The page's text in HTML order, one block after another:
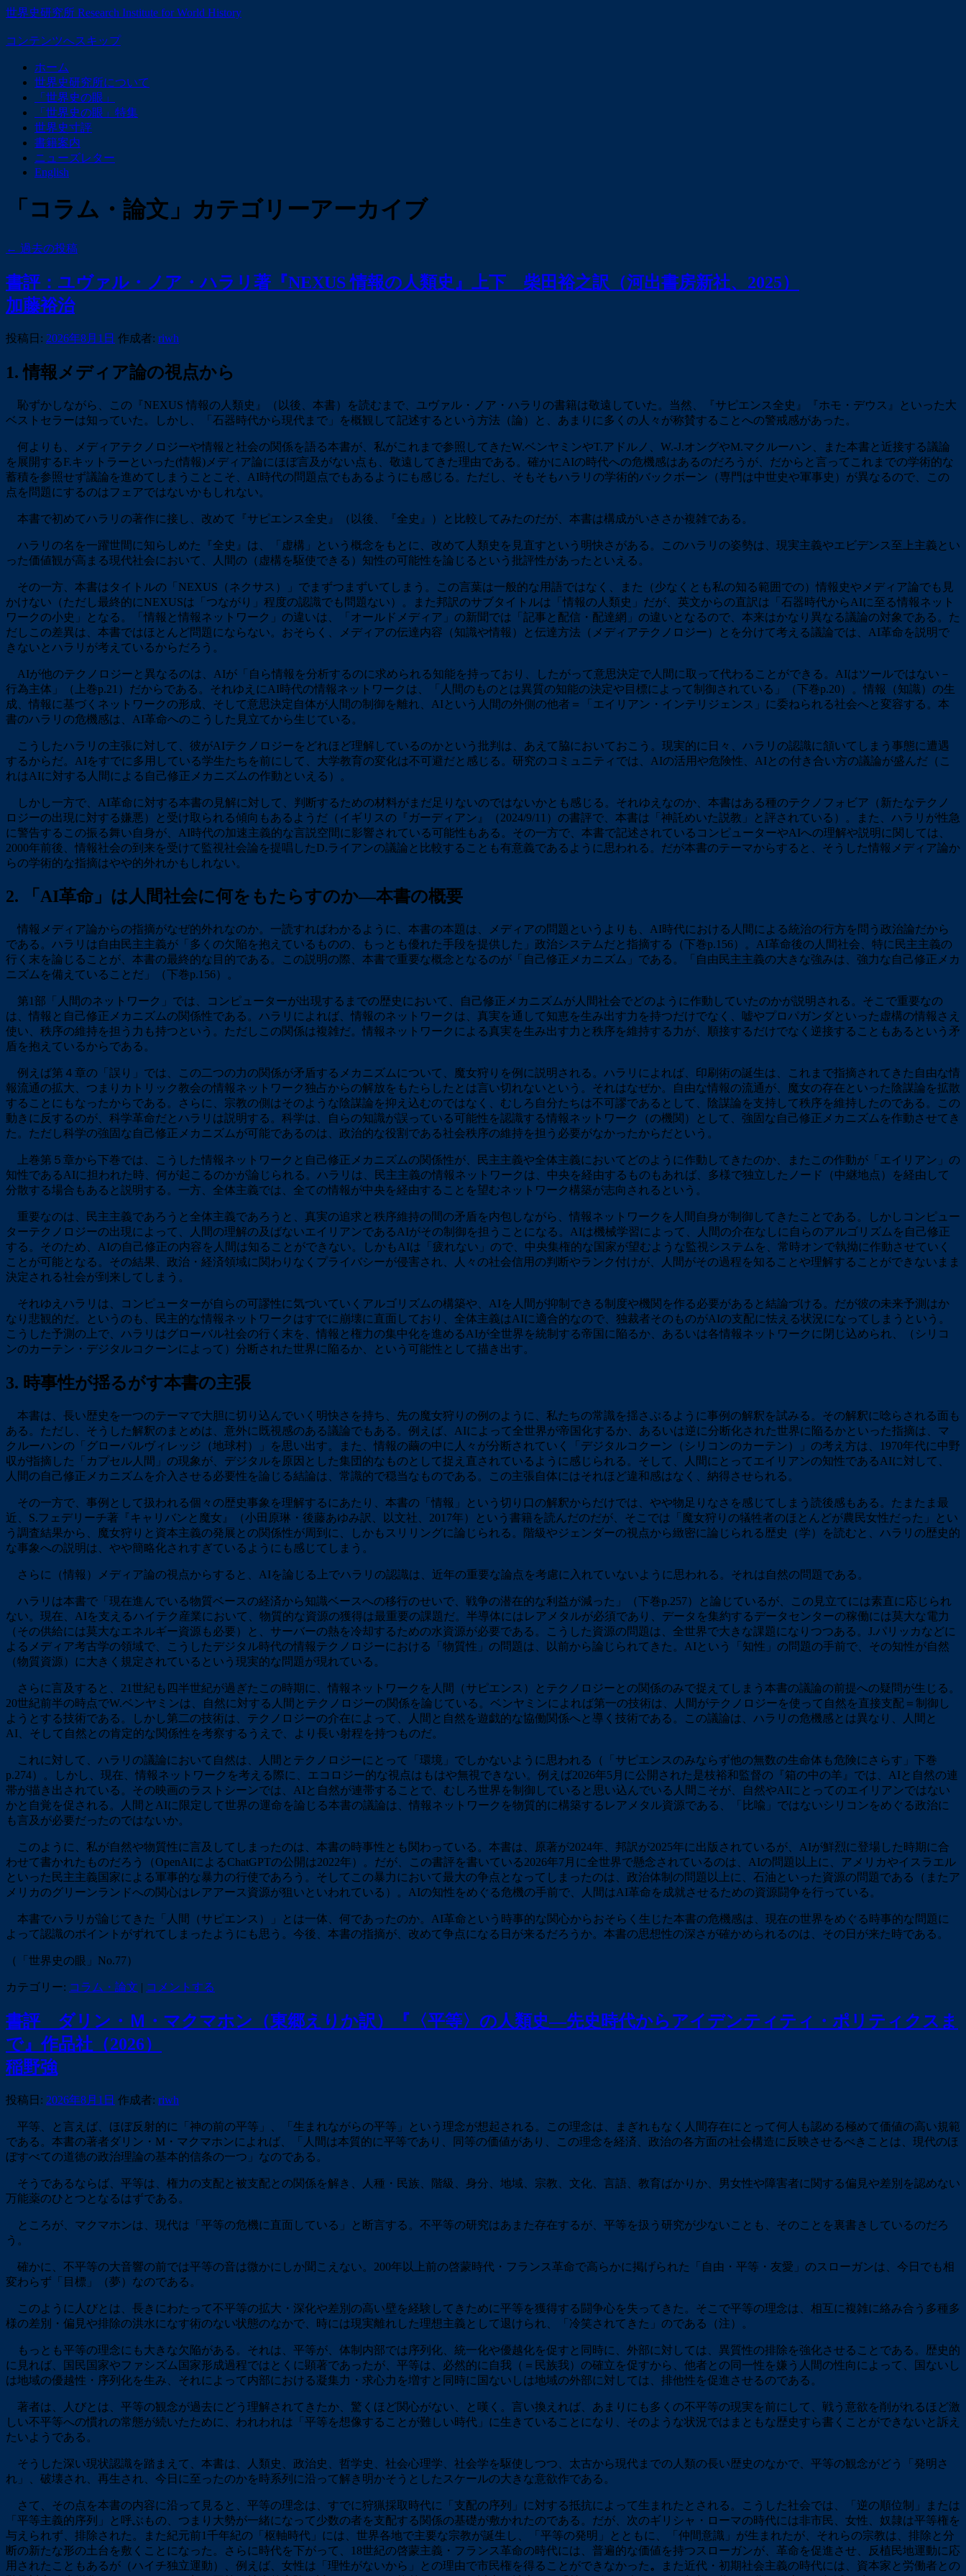
世界史研究所 Research Institute for World History
コンテンツへスキップ
ホーム
世界史研究所について
「世界史の眼」
「世界史の眼」特集
世界史寸評
書籍案内
ニューズレター
English
「 コラム・論文 」カテゴリーアーカイブ
← 過去の投稿
書評：ユヴァル・ノア・ハラリ著『NEXUS 情報の人類史』上下 柴田裕之訳（河出書房新社、2025）
加藤裕治
投稿日: 2026年8月1日 作成者: riwh
1. 情報メディア論の視点から
恥ずかしながら、この『NEXUS 情報の人類史』（以後、本書）を読むまで、ユヴァル・ノア・ハラリの書籍は敬遠していた。当然、『サピエンス全史』『ホモ・デウス』といった大
ベストセラーは知っていた。しかし、「石器時代から現代まで」を概観して記述するという方法（論）と、あまりに多くの人々が称賛することへの警戒感があった。
何よりも、メディアテクノロジーや情報と社会の関係を語る本書が、私がこれまで参照してきたW.ベンヤミンやT.アドルノ、W.-J.オングやM.マクルーハン、また本書と近接する議論
を展開するF.キットラーといった(情報)メディア論にほぼ言及がない点も、敬遠してきた理由である。確かにAIの時代への危機感はあるのだろうが、だからと言ってこれまでの学術的な
蓄積を参照せず議論を進めてしまうことこそ、AI時代の問題点でもあるようにも感じる。ただし、そもそもハラリの学術的バックボーン（専門は中世史や軍事史）が異なるので、この
点を問題にするのはフェアではないかもしれない。
本書で初めてハラリの著作に接し、改めて『サピエンス全史』（以後、『全史』）と比較してみたのだが、本書は構成がいささか複雑である。
ハラリの名を一躍世間に知らしめた『全史』は、「虚構」という概念をもとに、改めて人類史を見直すという明快さがある。このハラリの姿勢は、現実主義やエビデンス至上主義とい
った価値観が高まる現代社会において、人間の（虚構を駆使できる）知性の可能性を論じるという批評性があったといえる。
その一方、本書はタイトルの「NEXUS（ネクサス）」でまずつまずいてしまう。この言葉は一般的な用語ではなく、また（少なくとも私の知る範囲での）情報史やメディア論でも見
かけない（ただし最終的にNEXUSは「つながり」程度の認識でも問題ない）。また邦訳のサブタイトルは「情報の人類史」だが、英文からの直訳は「石器時代からAIに至る情報ネット
ワークの小史」となる。「情報と情報ネットワーク」の違いは、「オールドメディア」の新聞では「記事と配信・配達網」の違いとなるので、本来はかなり異なる議論の対象である。た
だしこの差異は、本書ではほとんど問題にならない。おそらく、メディアの伝達内容（知識や情報）と伝達方法（メディアテクノロジー）とを分けて考える議論では、AI革命を説明で
きないとハラリが考えているからだろう。
AIが他のテクノロジーと異なるのは、AIが「自ら情報を分析するのに求められる知能を持っており、したがって意思決定で人間に取って代わることができる。AIはツールではない－
行為主体」（上巻p.21）だからである。それゆえにAI時代の情報ネットワークは、「人間のものとは異質の知能の決定や目標によって制御されている」（下巻p.20）。情報（知識）の生
成、情報に基づくネットワークの形成、そして意思決定自体が人間の制御を離れ、AIという人間の外側の他者＝「エイリアン・インテリジェンス」に委ねられる社会へと変容する。本
書のハラリの危機感は、AI革命へのこうした見立てから生じている。
こうしたハラリの主張に対して、彼がAIテクノロジーをどれほど理解しているのかという批判は、あえて脇においておこう。現実的に日々、ハラリの認識に頷いてしまう事態に遭遇
するからだ。AIをすでに多用している学生たちを前にして、大学教育の変化は不可避だと感じる。研究のコミュニティでは、AIの活用や危険性、AIとの付き合い方の議論が盛んだ（こ
れはAIに対する人間による自己修正メカニズムの作動といえる）。
しかし一方で、AI革命に対する本書の見解に対して、判断するための材料がまだ足りないのではないかとも感じる。それゆえなのか、本書はある種のテクノフォビア（新たなテクノ
ロジーの出現に対する嫌悪）と受け取られる傾向もあるようだ（イギリスの『ガーディアン』（2024/9/11）の書評で、本書は「神託めいた説教」と評されている）。また、ハラリが性急
に警告するこの振る舞い自身が、AI時代の加速主義的な言説空間に影響されている可能性もある。その一方で、本書で記述されているコンピューターやAIへの理解や説明に関しては、
2000年前後、情報社会の到来を受けて監視社会論を提唱したD.ライアンの議論と比較することも有意義であるように思われる。だが本書のテーマからすると、そうした情報メディア論か
らの学術的な指摘はやや的外れかもしれない。
2. 「AI革命」は人間社会に何をもたらすのか―本書の概要
情報メディア論からの指摘がなぜ的外れなのか。一読すればわかるように、本書の本題は、メディアの問題というよりも、AI時代における人間による統治の行方を問う政治論だから
である。ハラリは自由民主主義が「多くの欠陥を抱えているものの、もっとも優れた手段を提供した」政治システムだと指摘する（下巻p.156）。AI革命後の人間社会、特に民主主義の
行く末を論じることが、本書の最終的な目的である。この説明の際、本書で重要な概念となるのが「自己修正メカニズム」である。「自由民主主義の大きな強みは、強力な自己修正メカ
ニズムを備えていることだ」（下巻p.156）。
第1部「人間のネットワーク」では、コンピューターが出現するまでの歴史において、自己修正メカニズムが人間社会でどのように作動していたのかが説明される。そこで重要なの
は、情報と自己修正メカニズムの関係性である。ハラリによれば、情報のネットワークは、真実を通して知恵を生み出す力を持つだけでなく、嘘やプロパガンダといった虚構の情報さえ
使い、秩序の維持を担う力も持つという。ただしこの関係は複雑だ。情報ネットワークによる真実を生み出す力と秩序を維持する力が、順接するだけでなく逆接することもあるという矛
盾を抱えているからである。
例えば第４章の「誤り」では、この二つの力の関係が矛盾するメカニズムについて、魔女狩りを例に説明される。ハラリによれば、印刷術の誕生は、これまで指摘されてきた自由な情
報流通の拡大、つまりカトリック教会の情報ネットワーク独占からの解放をもたらしたとは言い切れないという。それはなぜか。自由な情報の流通が、魔女の存在といった陰謀論を拡散
することにもなったからである。さらに、宗教の側はそのような陰謀論を抑え込むのではなく、むしろ自分たちは不可謬であるとして、陰謀論を支持して秩序を維持したのである。この
動きに反するのが、科学革命だとハラリは説明する。科学は、自らの知識が誤っている可能性を認識する情報ネットワーク（の機関）として、強固な自己修正メカニズムを作動させてき
た。ただし科学の強固な自己修正メカニズムが可能であるのは、政治的な役割である社会秩序の維持を担う必要がなかったからだという。
上巻第５章から下巻では、こうした情報ネットワークと自己修正メカニズムの関係性が、民主主義や全体主義においてどのように作動してきたのか、またこの作動が「エイリアン」の
知性であるAIに担われた時、何が起こるのかが論じられる。ハラリは、民主主義の情報ネットワークは、中央を経由するものもあれば、多様で独立したノード（中継地点）を経由して
分散する場合もあると説明する。一方、全体主義では、全ての情報が中央を経由することを望むネットワーク構築が志向されるという。
重要なのは、民主主義であろうと全体主義であろうと、真実の追求と秩序維持の間の矛盾を内包しながら、情報ネットワークを人間自身が制御してきたことである。しかしコンピュー
ターテクノロジーの出現によって、人間の理解の及ばないエイリアンであるAIがその制御を担うことになる。AIは機械学習によって、人間の介在なしに自らのアルゴリズムを自己修正
する。そのため、AIの自己修正の内容を人間は知ることができない。しかもAIは「疲れない」ので、中央集権的な国家が望むような監視システムを、常時オンで執拗に作動させていく
ことが可能となる。その結果、政治・経済領域に関わりなくプライバシーが侵害され、人々の社会信用の判断やランク付けが、人間がその過程を知ることや理解することができないまま
決定される社会が到来してしまう。
それゆえハラリは、コンピューターが自らの可謬性に気づいていくアルゴリズムの構築や、AIを人間が抑制できる制度や機関を作る必要があると結論づける。だが彼の未来予測はか
なり悲観的だ。というのも、民主的な情報ネットワークはすでに崩壊に直面しており、全体主義はAIに適合的なので、独裁者そのものがAIの支配に怯える状況になってしまうという。
こうした予測の上で、ハラリはグローバル社会の行く末を、情報と権力の集中化を進めるAIが全世界を統制する帝国に陥るか、あるいは各情報ネットワークに閉じ込められ、（シリコ
ンのカーテン・デジタルコクーンによって）分断された世界に陥るか、という可能性として描き出す。
3. 時事性が揺るがす本書の主張
本書は、長い歴史を一つのテーマで大胆に切り込んでいく明快さを持ち、先の魔女狩りの例のように、私たちの常識を揺さぶるように事例の解釈を試みる。その解釈に唸らされる面も
ある。ただし、そうした解釈のまとめは、意外に既視感のある議論でもある。例えば、AIによって全世界が帝国化するか、あるいは逆に分断化された世界に陥るかといった指摘は、マ
クルーハンの「グローバルヴィレッジ（地球村）」を思い出す。また、情報の繭の中に人々が分断されていく「デジタルコクーン（シリコンのカーテン）」の考え方は、1970年代に中野
収が指摘した「カプセル人間」の現象が、デジタルを原因とした集団的なものとして捉え直されているように感じられる。そして、人間にとってエイリアンの知性であるAIに対して、
人間の自己修正メカニズムを介入させる必要性を論じる結論は、常識的で穏当なものである。この主張自体にはそれほど違和感はなく、納得させられる。
その一方で、事例として扱われる個々の歴史事象を理解するにあたり、本書の「情報」という切り口の解釈からだけでは、やや物足りなさを感じてしまう読後感もある。たまたま最
近、S.フェデリーチ著『キャリバンと魔女』（小田原琳・後藤あゆみ訳、以文社、2017年）という書籍を読んだのだが、そこでは「魔女狩りの犠牲者のほとんどが農民女性だった」とい
う調査結果から、魔女狩りと資本主義の発展との関係性が周到に、しかもスリリングに論じられる。階級やジェンダーの視点から緻密に論じられる歴史（学）を読むと、ハラリの歴史的
な事象への説明は、やや簡略化されすぎているようにも感じてしまう。
さらに（情報）メディア論の視点からすると、AIを論じる上でハラリの認識は、近年の重要な論点を考慮に入れていないように思われる。それは自然の問題である。
ハラリは本書で「現在進んでいる物質ベースの経済から知識ベースへの移行のせいで、戦争の潜在的な利益が減った」（下巻p.257）と論じているが、この見立てには素直に応じられ
ない。現在、AIを支えるハイテク産業において、物質的な資源の獲得は最重要の課題だ。半導体にはレアメタルが必須であり、データを集約するデータセンターの稼働には莫大な電力
（その供給には莫大なエネルギー資源も必要）と、サーバーの熱を冷却するための水資源が必要である。こうした資源の問題は、全世界で大きな課題になりつつある。J.パリッカなどに
よるメディア考古学の領域で、こうしたデジタル時代の情報テクノロジーにおける「物質性」の問題は、以前から論じられてきた。AIという「知性」の問題の手前で、その知性が自然
（物質資源）に大きく規定されているという現実的な問題が現れている。
さらに言及すると、21世紀も四半世紀が過ぎたこの時期に、情報ネットワークを人間（サピエンス）とテクノロジーとの関係のみで捉えてしまう本書の議論の前提への疑問が生じる。
20世紀前半の時点でW.ベンヤミンは、自然に対する人間とテクノロジーの関係を論じている。ベンヤミンによれば第一の技術は、人間がテクノロジーを使って自然を直接支配＝制御し
ようとする技術である。しかし第二の技術は、テクノロジーの介在によって、人間と自然を遊戯的な協働関係へと導く技術である。この議論は、ハラリの危機感とは異なり、人間と
AI、そして自然との肯定的な関係性を考察するうえで、より長い射程を持つものだ。
これに対して、ハラリの議論において自然は、人間とテクノロジーにとって「環境」でしかないように思われる（「サピエンスのみならず他の無数の生命体も危険にさらす」下巻
p.274）。しかし、現在、情報ネットワークを考える際に、エコロジー的な視点はもはや無視できない。例えば2026年5月に公開された是枝裕和監督の『箱の中の羊』では、AIと自然の連
帯が描き出されている。その映画のラストシーンでは、AIと自然が連帯することで、むしろ世界を制御していると思い込んでいる人間こそが、自然やAIにとってのエイリアンではない
かと自覚を促される。人間とAIに限定して世界の運命を論じる本書の議論は、情報ネットワークを物質的に構築するレアメタル資源である、「比喩」ではないシリコンをめぐる政治に
も言及が必要だったのではないか。
このように、私が自然や物質性に言及してしまったのは、本書の時事性とも関わっている。本書は、原著が2024年、邦訳が2025年に出版されているが、AIが鮮烈に登場した時期に合
わせて書かれたものだろう（OpenAIによるChatGPTの公開は2022年）。だが、この書評を書いている2026年7月に全世界で懸念されているのは、AIの問題以上に、アメリカやイスラエル
といった民主主義国家による軍事的な暴力の行使であろう。そしてこの暴力において最大の争点となってしまったのは、政治体制の問題以上に、石油といった資源の問題である（またア
メリカのグリーンランドへの関心はレアアース資源が狙いといわれている）。AIの知性をめぐる危機の手前で、人間はAI革命を成就させるための資源闘争を行っている。
本書でハラリが論じてきた「人間（サピエンス）」とは一体、何であったのか。AI革命という時事的な関心からおそらく生じた本書の危機感は、現在の世界をめぐる時事的な問題に
よって認識のポイントがずれてしまったようにも思う。今後、本書の指摘が、改めて争点になる日が来るだろうか。本書の思想性の深さが確かめられるのは、その日が来た時である。
（「世界史の眼」No.77）
カテゴリー: コラム・論文 | コメントする
書評 ダリン・Ｍ・マクマホン（東郷えりか訳）『〈平等〉の人類史―先史時代からアイデンティティ・ポリティクスま
で』作品社（2026）
稲野強
投稿日: 2026年8月1日 作成者: riwh
平等、と言えば、ほぼ反射的に「神の前の平等」、「生まれながらの平等」という理念が想起される。この理念は、まぎれもなく人間存在にとって何人も認める極めて価値の高い規範
である。本書の著者ダリン・M・マクマホンによれば、「人間は本質的に平等であり、同等の価値があり、この理念を経済、政治の各方面の社会構造に反映させるべきことは、現代のほ
ぼすべての道徳の政治理論の基本的信条の一つ」なのである。
そうであるならば、平等は、権力の支配と被支配との関係を解き、人種・民族、階級、身分、地域、宗教、文化、言語、教育ばかりか、男女性や障害者に関する偏見や差別を認めない
万能薬のひとつとなるはずである。
ところが、マクマホンは、現代は「平等の危機に直面している」と断言する。不平等の研究はあまた存在するが、平等を扱う研究が少ないことも、そのことを裏書きしているのだろ
う。
確かに、不平等の大音響の前では平等の音は微かにしか聞こえない。200年以上前の啓蒙時代・フランス革命で高らかに掲げられた「自由・平等・友愛」のスローガンは、今日でも相
変わらず「目標」（夢）なのである。
このように人びとは、長きにわたって不平等の拡大・深化や差別の高い壁を経験してきために平等を獲得する闘争心を失ってきた。そこで平等の理念は、相互に複雑に絡み合う多種多
様の差別・偏見や排除の洪水になす術のない状態のなかで、時には現実離れした理想主義として退けられ、「冷笑されてきた」のである（注）。
もっとも平等の理念にも大きな欠陥がある。それは、平等が、体制内部では序列化、統一化や優越化を促すと同時に、外部に対しては、異質性の排除を強化させることである。歴史的
に見れば、国民国家やファシズム国家形成過程ではとくに顕著であったが、平等は、必然的に自我（＝民族我）の確立を促すから、他者との同一性を嫌う人間の性向によって、国ないし
は地域の優越性・序列化を生み、それによって内部における凝集力・求心力を増すと同時に国ないしは地域の外部に対しては、排他性を促進させるのである。
著者は、人びとは、平等の観念が過去にどう理解されてきたか、驚くほど関心がない、と嘆く。言い換えれば、あまりにも多くの不平等の現実を前にして、戦う意欲を削がれるほど激
しい不平等への慣れの常態が続いたために、われわれは「平等を想像することが難しい時代」に生きていることになり、そのような状況ではまともな歴史すら書くことができないと訴え
たいようである。
そうした深い現状認識を踏まえて、本書は、人類史、政治史、哲学史、社会心理学、社会学を駆使しつつ、太古から現代までの人類の長い歴史のなかで、平等の観念がどう「発明さ
れ」、破壊され、再生され、今日に至ったのかを時系列に沿って解き明かそうとしたスケールの大きな意欲作である。
さて、その点を本書の内容に沿って見ると、平等の理念は、すでに狩猟採取時代に「支配の序列」に対する抵抗によって生まれたとされる。こうした社会では、「逆の順位制」または
「平等主義的序列」と呼ぶもの、つまり大勢が一緒になって少数の者を支配する関係の基礎が敷かれたのである。だが、次のギリシャ・ローマの時代には非市民、女性、奴隷は平等権を
与えられず、排除された。また紀元前1千年紀の「枢軸時代」には、世界各地で主要な宗教が誕生し、「平等の発明」とともに、「仲間意識」が生まれたが、それらの宗教は、排除と分
断の新たな形の土台を敷くことになった。さらに時代を下がって、18世紀の啓蒙主義・フランス革命の時代には、普遍的な価値を持つスローガンが、革命を促進させ、反植民地運動に応
用されたこともあるが（ハイチ独立運動）、例えば、女性は「理性がないから」との理由で市民権を得ることができなかった 。
また近代・初期社会主義の時代には、資本家と労働者との